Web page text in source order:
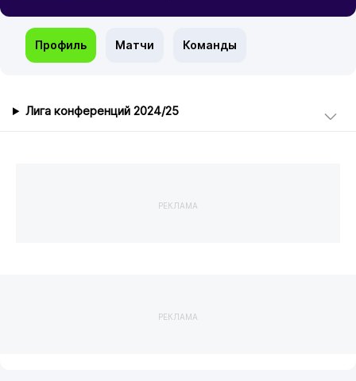
Профиль Матчи Команды
Лига конференций 2024/25
РЕКЛАМА
РЕКЛАМА